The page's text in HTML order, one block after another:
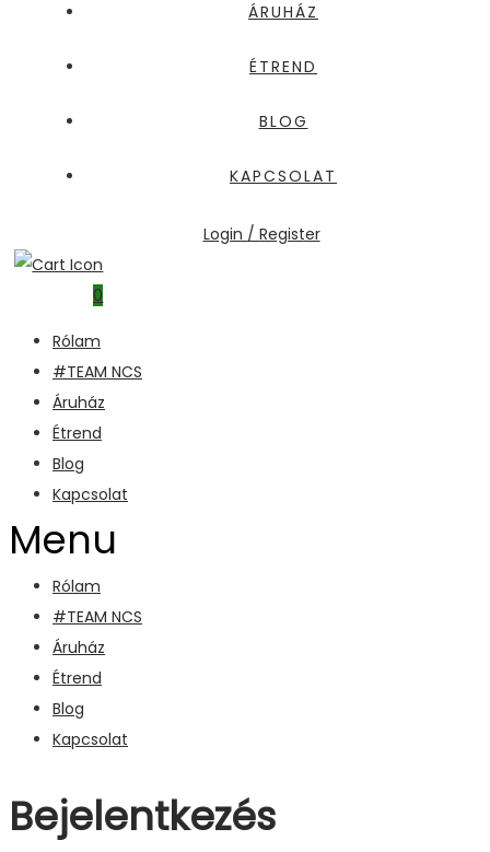
ÁRUHÁZ
ÉTREND
BLOG
KAPCSOLAT
Login / Register
0
Rólam
#TEAM NCS
Áruház
Étrend
Blog
Kapcsolat
Menu
Rólam
#TEAM NCS
Áruház
Étrend
Blog
Kapcsolat
Bejelentkezés